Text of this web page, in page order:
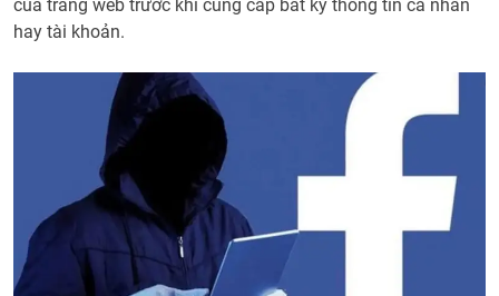
của trang web trước khi cung cấp bất kỳ thông tin cá nhân
hay tài khoản.